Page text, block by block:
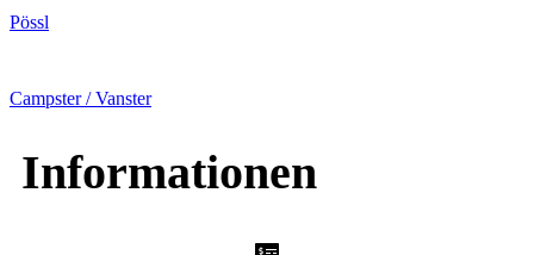
Pössl
Campster / Vanster
Informationen